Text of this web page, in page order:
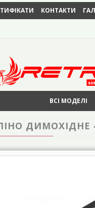
КОНТАКТИ
ВСІ МОДЕЛІ
ДИМОХІДНЕ